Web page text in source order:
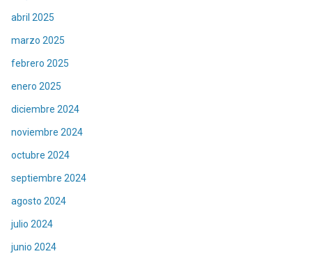
abril 2025
marzo 2025
febrero 2025
enero 2025
diciembre 2024
noviembre 2024
octubre 2024
septiembre 2024
agosto 2024
julio 2024
junio 2024